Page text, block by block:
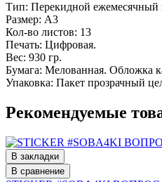
Тип: Перекидной ежемесячный
Размер: А3
Кол-во листов: 13
Печать: Цифровая.
Вес: 930 гр.
Бумага: Мелованная. Обложка
Упаковка: Пакет прозрачный
Рекомендуемые
В закладки
В сравнение